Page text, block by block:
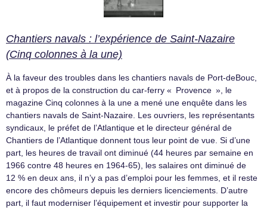
Chantiers navals : l’expérience de Saint-Nazaire
(Cinq colonnes à la une)
À la faveur des troubles dans les chantiers navals de Port-deBouc,
et à propos de la construction du car-ferry « Provence », le
magazine Cinq colonnes à la une a mené une enquête dans les
chantiers navals de Saint-Nazaire. Les ouvriers, les représentants
syndicaux, le préfet de l’Atlantique et le directeur général de
Chantiers de l’Atlantique donnent tous leur point de vue. Si d’une
part, les heures de travail ont diminué (44 heures par semaine en
1966 contre 48 heures en 1964-65), les salaires ont diminué de
12 % en deux ans, il n’y a pas d’emploi pour les femmes, et il reste
encore des chômeurs depuis les derniers licenciements. D’autre
part, il faut moderniser l’équipement et investir pour supporter la